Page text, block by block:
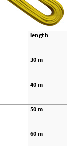
length
30 m
40 m
50 m
60 m